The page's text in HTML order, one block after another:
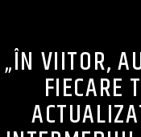
„ÎN VIITOR,
FIECARE